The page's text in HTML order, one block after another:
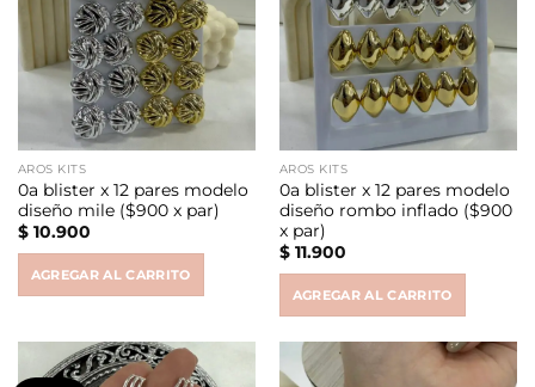
AROS KITS
0a blister x 12 pares modelo
diseño mile ($900 x par)
$10.900
AGREGAR AL CARRITO
AROS KITS
0a blister x 12 pares modelo
diseño rombo inflado ($900
x par)
$11.900
AGREGAR AL CARRITO